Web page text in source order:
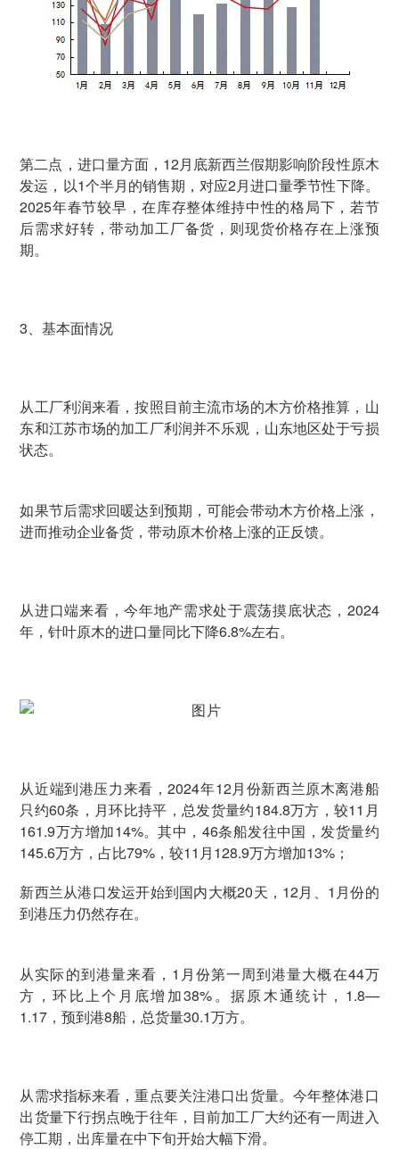
第二点，进口量方面，12月底新西兰假期影响阶段性原木
发运，以1个半月的销售期，对应2月进口量季节性下降。
2025年春节较早，在库存整体维持中性的格局下，若节
后需求好转，带动加工厂备货，则现货价格存在上涨预
期。
3、基本面情况
从工厂利润来看，按照目前主流市场的木方价格推算，山
东和江苏市场的加工厂利润并不乐观，山东地区处于亏损
状态。
如果节后需求回暖达到预期，可能会带动木方价格上涨，
进而推动企业备货，带动原木价格上涨的正反馈。
从进口端来看，今年地产需求处于震荡摸底状态，2024
年，针叶原木的进口量同比下降6.8%左右。
从近端到港压力来看，2024年12月份新西兰原木离港船
只约60条，月环比持平，总发货量约184.8万方，较11月
161.9万方增加14%。其中，46条船发往中国，发货量约
145.6万方，占比79%，较11月128.9万方增加13%；
新西兰从港口发运开始到国内大概20天，12月、1月份的
到港压力仍然存在。
从实际的到港量来看，1月份第一周到港量大概在44万
方，环比上个月底增加38%。据原木通统计，1.8—
1.17，预到港8船，总货量30.1万方。
从需求指标来看，重点要关注港口出货量。今年整体港口
出货量下行拐点晚于往年，目前加工厂大约还有一周进入
停工期，出库量在中下旬开始大幅下滑。